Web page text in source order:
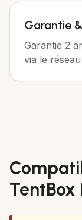
Garantie
Garantie 2
via le
TentBox